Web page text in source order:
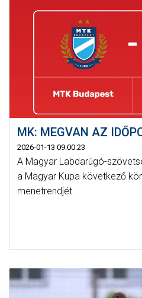
MK: MEGVAN AZ
2026-01-13 09:00:23
A Magyar Labdarúgó-
a Magyar Kupa következő
menetrendjét.